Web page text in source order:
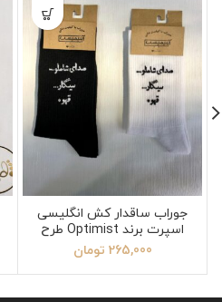
جوراب ساقدار کش انگلیسی
اسپرت برند Optimist طرح
تکست فارسی شاملو
265,000 تومان